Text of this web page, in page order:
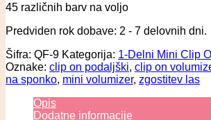
45 različnih barv na voljo
Predviden rok dobave: 2 - 7 delovnih dni.
Šifra: QF-9 Kategorija: 1-Delni Mini Clip
Oznake: clip on podaljški, clip on
na sponko, mini volumizer, zgostitev las
Opis
Dodatne informacije